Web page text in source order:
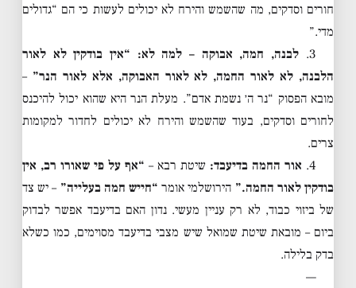
חורים וסדקים, מה שהשמש והירח לא יכולים לעשות כי הם “גדולים
מדי.”
3.
לבנה, חמה, אבוקה – למה לא: “אין בודקין לא לאור
הלבנה, לא לאור החמה, לא לאור האבוקה, אלא לאור הנר” –
מובא הפסוק “נר ה׳ נשמת אדם”. מעלת הנר היא שהוא יכול להיכנס
לחורים וסדקים, בעוד שהשמש והירח לא יכולים לחדור למקומות
צרים.
4. אור החמה בדיעבד: שיטת רבא – “אף על פי שאורו רב, אין
בודקין לאור החמה.” הירושלמי אומר “חייש חמה בעלייה” – יש צד
של ביזוי כבוד, לא רק עניין מעשי. נדון האם בדיעבד אפשר לבדוק
ביום – מובאת שיטת שמואל שיש מצבי בדיעבד מסוימים, כמו כשלא
בדק בלילה.
—